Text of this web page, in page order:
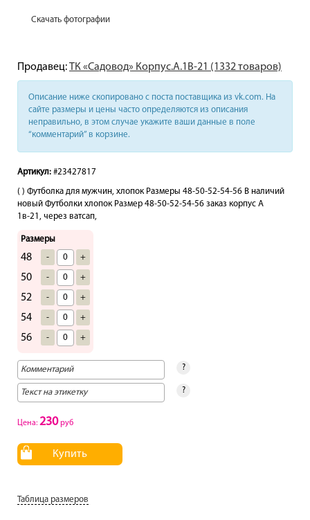
Скачать фотографии
Продавец:ТК «Садовод» Корпус.А.1В-21 (1332 товаров)
Описание ниже скопировано с поста поставщика из vk.com. На
сайте размеры и цены часто определяются из описания
неправильно, в этом случае укажите ваши данные в поле
“комментарий” в корзине.
Артикул: #23427817
( ) Футболка для мужчин, хлопок Размеры 48-50-52-54-56 В наличий
новый Футболки хлопок Размер 48-50-52-54-56 заказ корпус А
1в-21, через ватсап,
Размеры
48 - +
50 - +
52 - +
54 - +
56 - +
?
?
Цена: 230руб
Купить
Таблица размеров